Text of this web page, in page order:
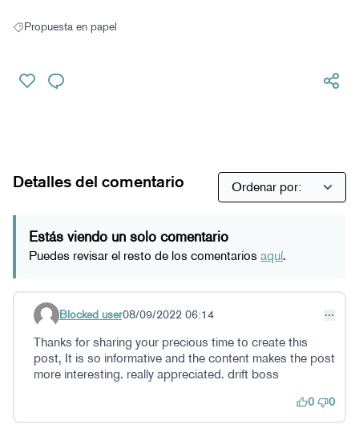
Resultados al filtrar por: Propuesta en papel
Propuesta en papel
Detalles del comentario
Estás viendo un solo comentario
Puedes revisar el resto de los comentarios aquí.
Comentario 21
Blocked user08/09/2022 06:14
Thanks for sharing your precious time to create this
post, It is so informative and the content makes the post
more interesting. really appreciated. drift boss
0 0